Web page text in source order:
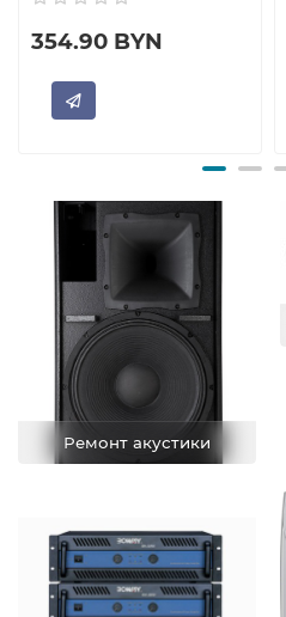
354.90 BYN
Ремонт акустики